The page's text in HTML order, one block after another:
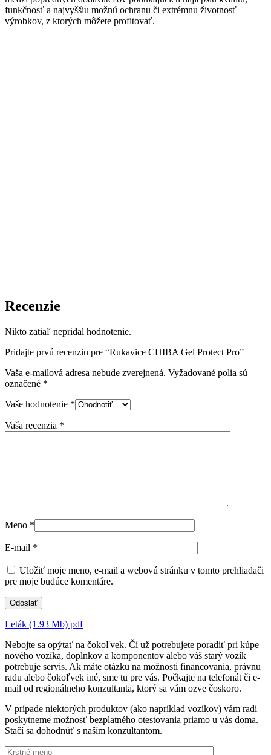
funkčnosť a najvyššiu možnú ochranu či extrémnu životnosť
výrobkov, z ktorých môžete profitovať.
Recenzie
Nikto zatiaľ nepridal hodnotenie.
Pridajte prvú recenziu pre “Rukavice CHIBA Gel Protect Pro”
Vaša e-mailová adresa nebude zverejnená. Vyžadované polia sú
označené *
Vaše hodnotenie *
Vaša recenzia *
Meno *
E-mail *
Uložiť moje meno, e-mail a webovú stránku v tomto prehliadači
pre moje budúce komentáre.
Leták (1.93 Mb) pdf
Nebojte sa opýtať na čokoľvek. Či už potrebujete poradiť pri kúpe
nového vozíka, doplnkov a komponentov alebo váš starý vozík
potrebuje servis. Ak máte otázku na možnosti financovania, právnu
radu alebo čokoľvek iné, sme tu pre vás. Počkajte na telefonát či e-
mail od regionálneho konzultanta, ktorý sa vám ozve čoskoro.
V prípade niektorých produktov (ako napríklad vozíkov) vám radi
poskytneme možnosť bezplatného otestovania priamo u vás doma.
Stačí sa dohodnúť s naším konzultantom.